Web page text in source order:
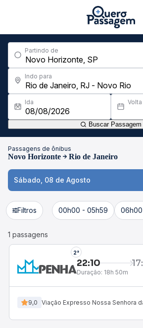
Partindo de
Indo para
Ida
Buscar Passagem
Passagens de ônibus
Novo Horizonte Rio de Janeiro
Sábado, 08 de Agosto
Filtros 00h00 - 05h59 06h00
1 passagens
2°
22:10
Duração: 18h 50m
9,0 Viação Expresso Nossa Senhora